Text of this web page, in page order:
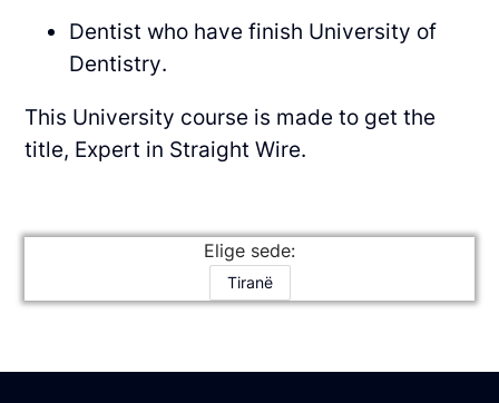
Dentist who have finish University of
Dentistry.
This University course is made to get the
title, Expert in Straight Wire.
Elige sede:
Tiranë